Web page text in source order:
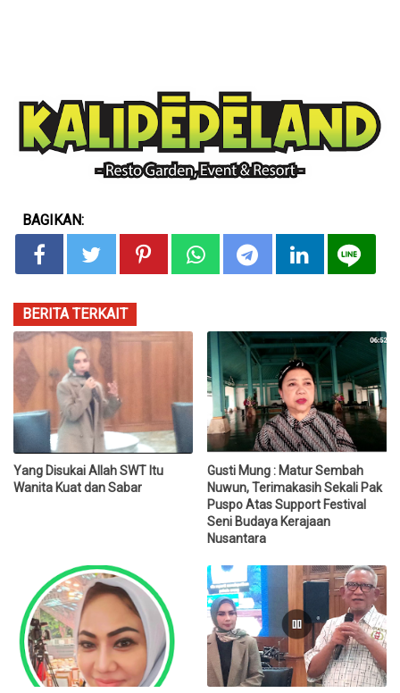
BAGIKAN:
BERITA TERKAIT
Yang Disukai Allah SWT Itu
Wanita Kuat dan Sabar
Gusti Mung : Matur Sembah
Nuwun, Terimakasih Sekali Pak
Puspo Atas Support Festival
Seni Budaya Kerajaan
Nusantara